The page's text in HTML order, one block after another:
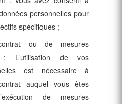
personnelles pour
spécifiques ;
ou de mesures
: L’utilisation de vos
est nécessaire à
auquel vous êtes
de mesures